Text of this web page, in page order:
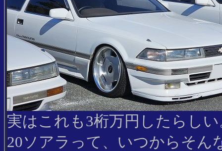
実はこれも3桁万円したらし
20ソアラって、いつからそん